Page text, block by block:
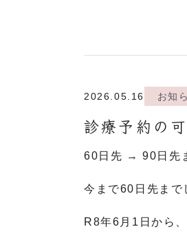
2026.05.16 お知
診療予約の
60日先 → 90日先
今まで60日先まで
R8年6月1日から